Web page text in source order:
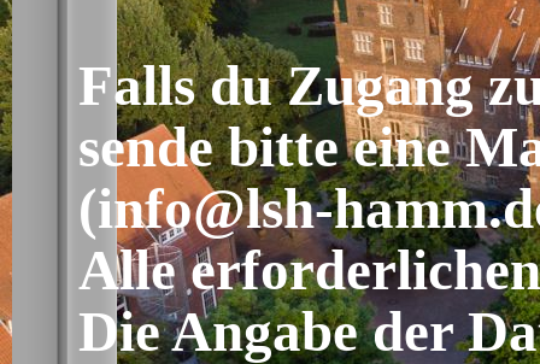
Falls du Zugang
sende bitte eine
(info@lsh-
Alle
Die Angabe der